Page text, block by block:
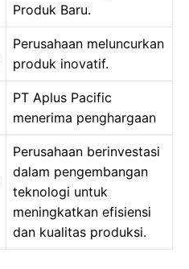
Produk Baru.
Perusahaan meluncurkan
produk inovatif.
PT Aplus Pacific
menerima penghargaan
Perusahaan berinvestasi
dalam pengembangan
teknologi untuk
meningkatkan efisiensi
dan kualitas produksi.